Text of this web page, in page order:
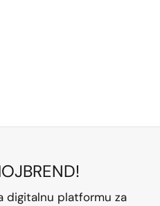
digitalnu platformu za